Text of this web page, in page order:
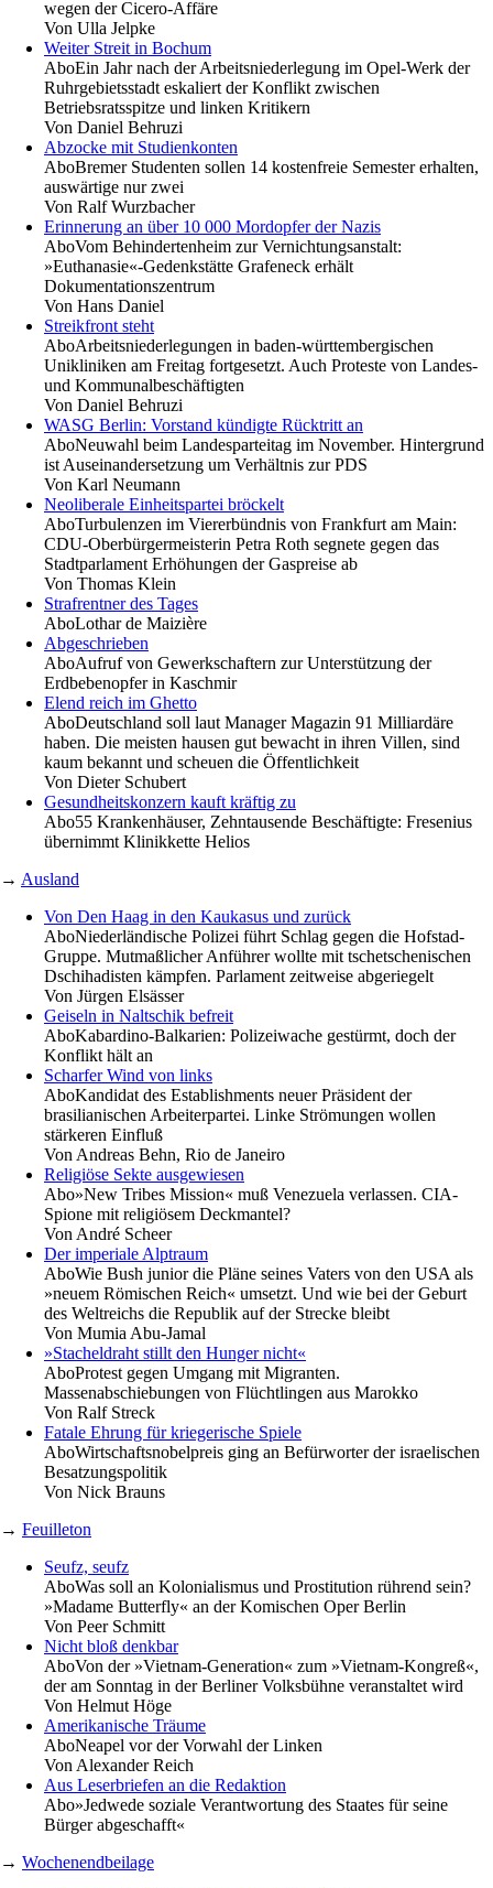
wegen der Cicero-Affäre
Von Ulla Jelpke
Weiter Streit in Bochum
AboEin Jahr nach der Arbeitsniederlegung im Opel-Werk der
Ruhrgebietsstadt eskaliert der Konflikt zwischen
Betriebsratsspitze und linken Kritikern
Von Daniel Behruzi
Abzocke mit Studienkonten
AboBremer Studenten sollen 14 kostenfreie Semester erhalten,
auswärtige nur zwei
Von Ralf Wurzbacher
Erinnerung an über 10 000 Mordopfer der Nazis
AboVom Behindertenheim zur Vernichtungsanstalt:
»Euthanasie«-Gedenkstätte Grafeneck erhält
Dokumentationszentrum
Von Hans Daniel
Streikfront steht
AboArbeitsniederlegungen in baden-württembergischen
Unikliniken am Freitag fortgesetzt. Auch Proteste von Landes-
und Kommunalbeschäftigten
Von Daniel Behruzi
WASG Berlin: Vorstand kündigte Rücktritt an
AboNeuwahl beim Landesparteitag im November. Hintergrund
ist Auseinandersetzung um Verhältnis zur PDS
Von Karl Neumann
Neoliberale Einheitspartei bröckelt
AboTurbulenzen im Viererbündnis von Frankfurt am Main:
CDU-Oberbürgermeisterin Petra Roth segnete gegen das
Stadtparlament Erhöhungen der Gaspreise ab
Von Thomas Klein
Strafrentner des Tages
AboLothar de Maizière
Abgeschrieben
AboAufruf von Gewerkschaftern zur Unterstützung der
Erdbebenopfer in Kaschmir
Elend reich im Ghetto
AboDeutschland soll laut Manager Magazin 91 Milliardäre
haben. Die meisten hausen gut bewacht in ihren Villen, sind
kaum bekannt und scheuen die Öffentlichkeit
Von Dieter Schubert
Gesundheitskonzern kauft kräftig zu
Abo55 Krankenhäuser, Zehntausende Beschäftigte: Fresenius
übernimmt Klinikkette Helios
→ Ausland
Von Den Haag in den Kaukasus und zurück
AboNiederländische Polizei führt Schlag gegen die Hofstad-
Gruppe. Mutmaßlicher Anführer wollte mit tschetschenischen
Dschihadisten kämpfen. Parlament zeitweise abgeriegelt
Von Jürgen Elsässer
Geiseln in Naltschik befreit
AboKabardino-Balkarien: Polizeiwache gestürmt, doch der
Konflikt hält an
Scharfer Wind von links
AboKandidat des Establishments neuer Präsident der
brasilianischen Arbeiterpartei. Linke Strömungen wollen
stärkeren Einfluß
Von Andreas Behn, Rio de Janeiro
Religiöse Sekte ausgewiesen
Abo»New Tribes Mission« muß Venezuela verlassen. CIA-
Spione mit religiösem Deckmantel?
Von André Scheer
Der imperiale Alptraum
AboWie Bush junior die Pläne seines Vaters von den USA als
»neuem Römischen Reich« umsetzt. Und wie bei der Geburt
des Weltreichs die Republik auf der Strecke bleibt
Von Mumia Abu-Jamal
»Stacheldraht stillt den Hunger nicht«
AboProtest gegen Umgang mit Migranten.
Massenabschiebungen von Flüchtlingen aus Marokko
Von Ralf Streck
Fatale Ehrung für kriegerische Spiele
AboWirtschaftsnobelpreis ging an Befürworter der israelischen
Besatzungspolitik
Von Nick Brauns
→ Feuilleton
Seufz, seufz
AboWas soll an Kolonialismus und Prostitution rührend sein?
»Madame Butterfly« an der Komischen Oper Berlin
Von Peer Schmitt
Nicht bloß denkbar
AboVon der »Vietnam-Generation« zum »Vietnam-Kongreß«,
der am Sonntag in der Berliner Volksbühne veranstaltet wird
Von Helmut Höge
Amerikanische Träume
AboNeapel vor der Vorwahl der Linken
Von Alexander Reich
Aus Leserbriefen an die Redaktion
Abo»Jedwede soziale Verantwortung des Staates für seine
Bürger abgeschafft«
→ Wochenendbeilage